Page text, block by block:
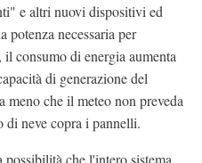
e altri nuovi dispositivi ed
potenza necessaria per
consumo di energia aumenta
di generazione del
meno che il meteo non preveda
di neve copra i pannelli.
che l'intero sistema